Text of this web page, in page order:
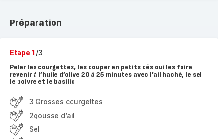
Préparation
Etape 1 /3
Peler les courgettes, les couper en petits dés oui les faire
revenir à l’huile d’olive 20 à 25 minutes avec l’ail haché, le sel
le poivre et le basilic
3 Grosses courgettes
2gousse d’ail
Sel